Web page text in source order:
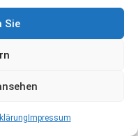
Sie
Impressum